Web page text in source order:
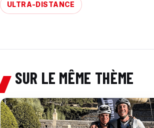
ULTRA-DISTANCE
SUR LE MÊME THÈME